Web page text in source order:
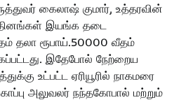
கைலாஷ் குமார், உத்தரவின்
தினங்கள் இயங்க தடை
தலா ரூபாய்.50000 வீதம்
இதேபோல் நேற்றைய
உட்பட்ட ஏரியூரில் நாகமரை
அலுவலர் நந்தகோபால் மற்றும்